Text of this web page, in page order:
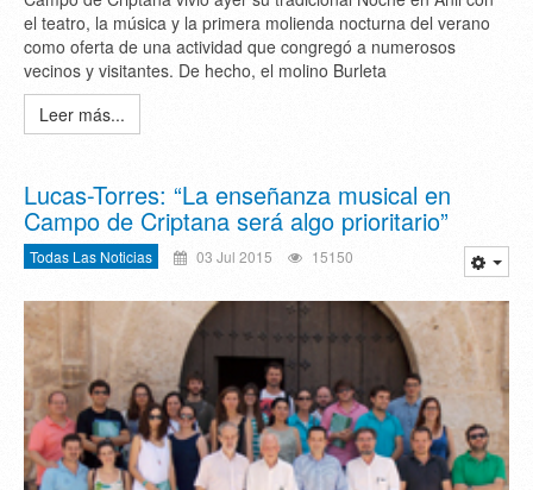
el teatro, la música y la primera molienda nocturna del verano
como oferta de una actividad que congregó a numerosos
vecinos y visitantes. De hecho, el molino Burleta
Leer más...
Lucas-Torres: “La enseñanza musical en
Campo de Criptana será algo prioritario”
Todas Las Noticias 03 Jul 2015 15150